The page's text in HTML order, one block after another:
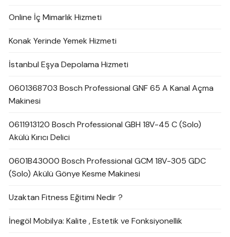
Online İç Mimarlık Hizmeti
Konak Yerinde Yemek Hizmeti
İstanbul Eşya Depolama Hizmeti
0601368703 Bosch Professional GNF 65 A Kanal Açma
Makinesi
0611913120 Bosch Professional GBH 18V-45 C (Solo)
Akülü Kırıcı Delici
0601B43000 Bosch Professional GCM 18V-305 GDC
(Solo) Akülü Gönye Kesme Makinesi
Uzaktan Fitness Eğitimi Nedir ?
İnegöl Mobilya: Kalite , Estetik ve Fonksiyonellik